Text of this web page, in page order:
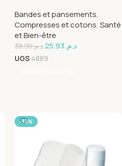
Bandes et pansements,
Compresses et cotons, Santé
et Bien-être
د.م.38.90 د.م.25.93
UGS 4889
-33%